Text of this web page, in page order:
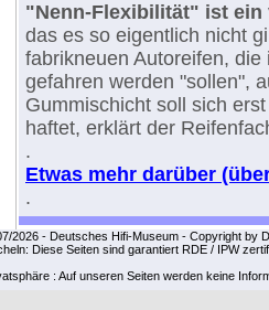
"Nenn-Flexibilität" ist
das es so eigentlich nicht
fabrikneuen Autoreifen,
gefahren werden "sollen",
Gummischicht soll sich
haftet, erklärt der
.
Etwas mehr darüber
.
2026 - Deutsches Hifi-Museum - Copyright by
Diese Seiten sind garantiert RDE / IPW
: Auf unseren Seiten werden keine